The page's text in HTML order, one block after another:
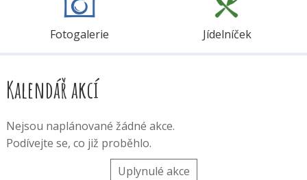
Fotogalerie Jídelníček
Kalendář akcí
Nejsou naplánované žádné akce.
Podívejte se, co již proběhlo.
Uplynulé akce